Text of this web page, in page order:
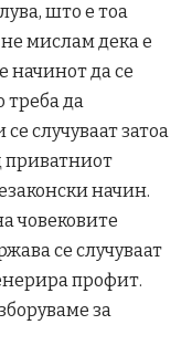
што е тоа
мислам дека е
начинот да се
треба да
случуваат затоа
приватниот
начин.
човековите
се случуваат
профит.
за